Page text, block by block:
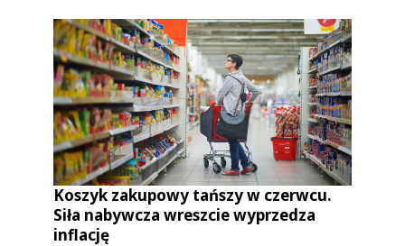
Koszyk zakupowy tańszy w czerwcu.
Siła nabywcza wreszcie wyprzedza
inflację